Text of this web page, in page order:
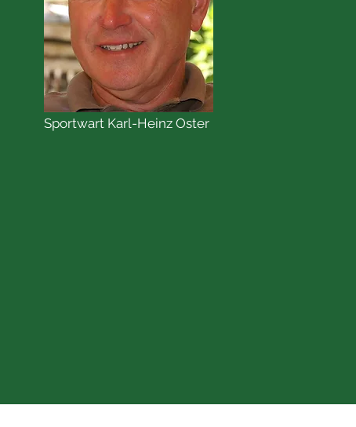
Sportwart Karl-Heinz Oster